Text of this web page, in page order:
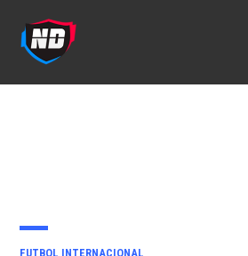
contenido
PUBLICADO
FUTBOL INTERNACIONAL